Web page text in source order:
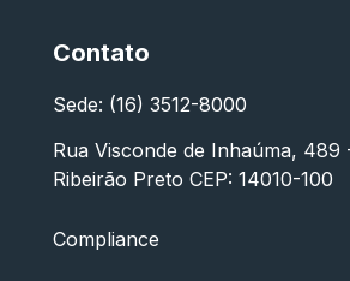
Contato
Sede: (16) 3512-8000
Rua Visconde de Inhaúma, 489
Ribeirão Preto CEP: 14010-100
Compliance